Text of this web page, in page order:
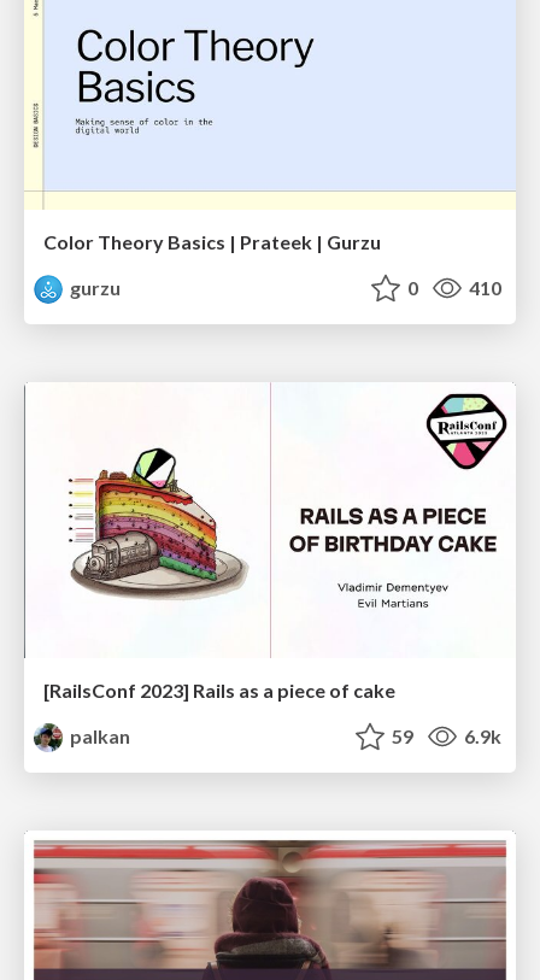
Color Theory Basics | Prateek | Gurzu
gurzu
0 410
[RailsConf 2023] Rails as a piece of cake
palkan
59 6.9k